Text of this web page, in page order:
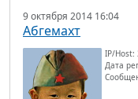
9 октября 2014 16:04
Абгемахт
IP/Host:
Дата